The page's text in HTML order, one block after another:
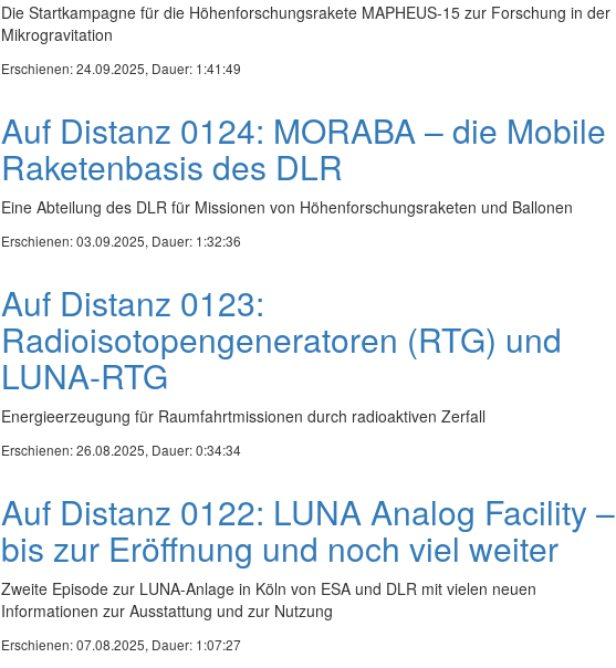
Die Startkampagne für die Höhenforschungsrakete MAPHEUS-15 zur Forschung in der
Mikrogravitation
Erschienen: 24.09.2025, Dauer: 1:41:49
Auf Distanz 0124: MORABA – die Mobile
Raketenbasis des DLR
Eine Abteilung des DLR für Missionen von Höhenforschungsraketen und Ballonen
Erschienen: 03.09.2025, Dauer: 1:32:36
Auf Distanz 0123:
Radioisotopengeneratoren (RTG) und
LUNA-RTG
Energieerzeugung für Raumfahrtmissionen durch radioaktiven Zerfall
Erschienen: 26.08.2025, Dauer: 0:34:34
Auf Distanz 0122: LUNA Analog Facility –
bis zur Eröffnung und noch viel weiter
Zweite Episode zur LUNA-Anlage in Köln von ESA und DLR mit vielen neuen
Informationen zur Ausstattung und zur Nutzung
Erschienen: 07.08.2025, Dauer: 1:07:27